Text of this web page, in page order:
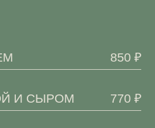
850 ₽
И СЫРОМ 770 ₽